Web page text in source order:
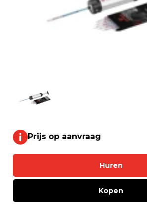
Prijs op aanvraag
Huren
Kopen